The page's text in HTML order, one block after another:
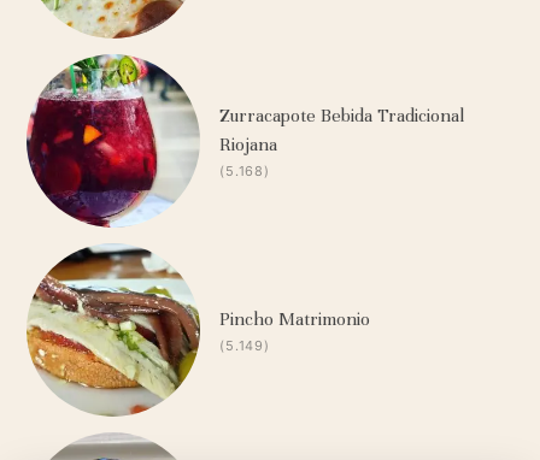
Zurracapote Bebida Tradicional
Riojana
(5.168)
Pincho Matrimonio
(5.149)